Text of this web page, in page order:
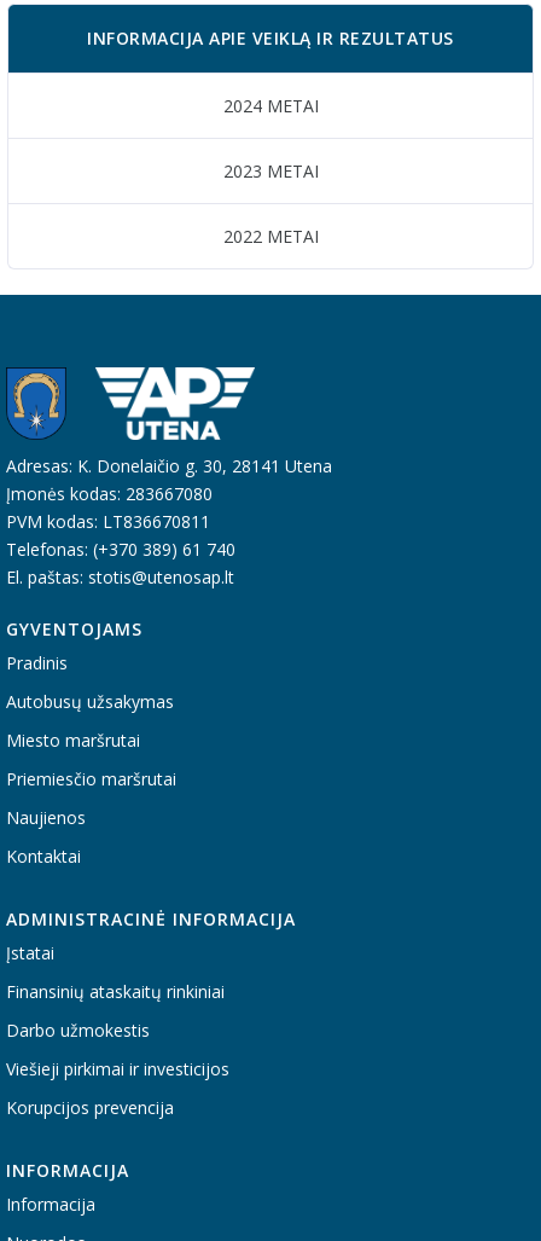
INFORMACIJA APIE VEIKLĄ IR REZULTATUS
2024 METAI
2023 METAI
2022 METAI
Adresas: K. Donelaičio g. 30, 28141 Utena
Įmonės kodas: 283667080
PVM kodas: LT836670811
Telefonas: (+370 389) 61 740
El. paštas: stotis@utenosap.lt
GYVENTOJAMS
Pradinis
Autobusų užsakymas
Miesto maršrutai
Priemiesčio maršrutai
Naujienos
Kontaktai
ADMINISTRACINĖ INFORMACIJA
Įstatai
Finansinių ataskaitų rinkiniai
Darbo užmokestis
Viešieji pirkimai ir investicijos
Korupcijos prevencija
INFORMACIJA
Informacija